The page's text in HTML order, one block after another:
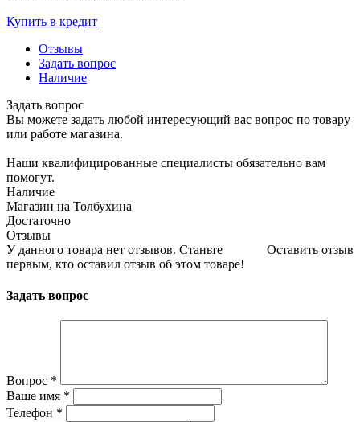
Купить в кредит
Отзывы
Задать вопрос
Наличие
Задать вопрос
Вы можете задать любой интересующий вас вопрос по товару
или работе магазина.
Наши квалифицированные специалисты обязательно вам
помогут.
Наличие
Магазин на Толбухина
Достаточно
Отзывы
Оставить отзыв
У данного товара нет отзывов. Станьте
первым, кто оставил отзыв об этом товаре!
Задать вопрос
Вопрос *
Ваше имя *
Телефон *